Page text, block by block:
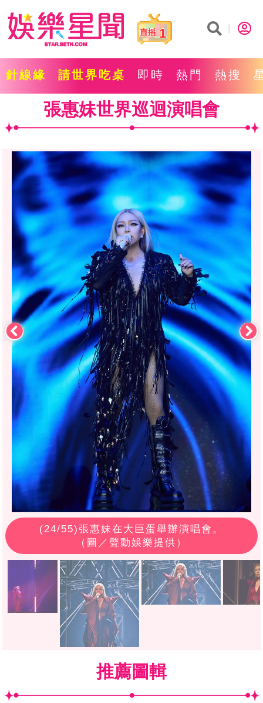
1
針線緣 請世界吃桌 即時 熱門 熱搜
張惠妹世界巡迴演唱會
(24/55)張惠妹在大巨蛋舉辦演唱會。
（圖／聲動娛樂提供）
推薦圖輯